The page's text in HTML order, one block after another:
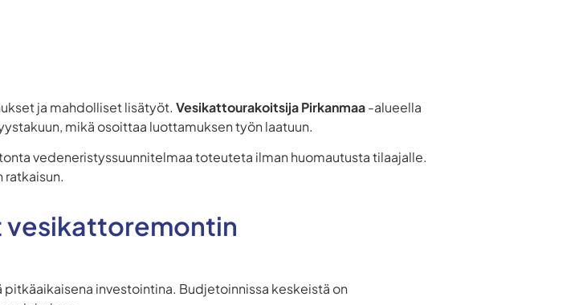
ja mahdolliset lisätyöt. Vesikattourakoitsija Pirkanmaa-alueella
mikä osoittaa luottamuksen työn laatuun.
vedeneristyssuunnitelmaa toteuteta ilman huomautusta tilaajalle.
ratkaisun.
vesikattoremontin
pitkäaikaisena investointina. Budjetoinnissa keskeistä on